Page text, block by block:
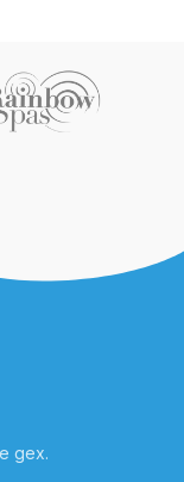
gex.